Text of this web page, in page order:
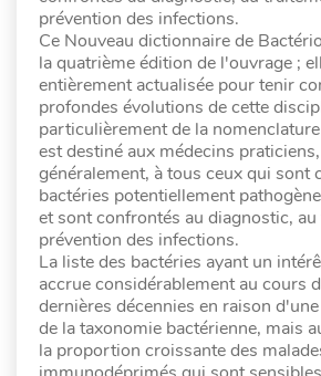
prévention des infections.
Ce Nouveau dictionnaire de
la quatrième édition de l'ouvrage ;
entièrement actualisée pour tenir
profondes évolutions de cette
particulièrement de la
est destiné aux médecins
généralement, à tous ceux qui sont
bactéries potentiellement
et sont confrontés au diagnostic,
prévention des infections.
La liste des bactéries ayant un
accrue considérablement au cours
dernières décennies en raison
de la taxonomie bactérienne, mais
la proportion croissante des